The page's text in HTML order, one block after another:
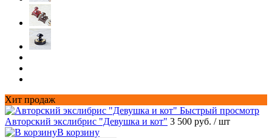
Хит продаж
Быстрый просмотр
Авторский экслибрис "Девушка и кот" 3 500 руб. / шт
В корзину